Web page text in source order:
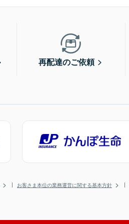
再配達のご依頼
お客さま本位の業務運営に関する基本方針